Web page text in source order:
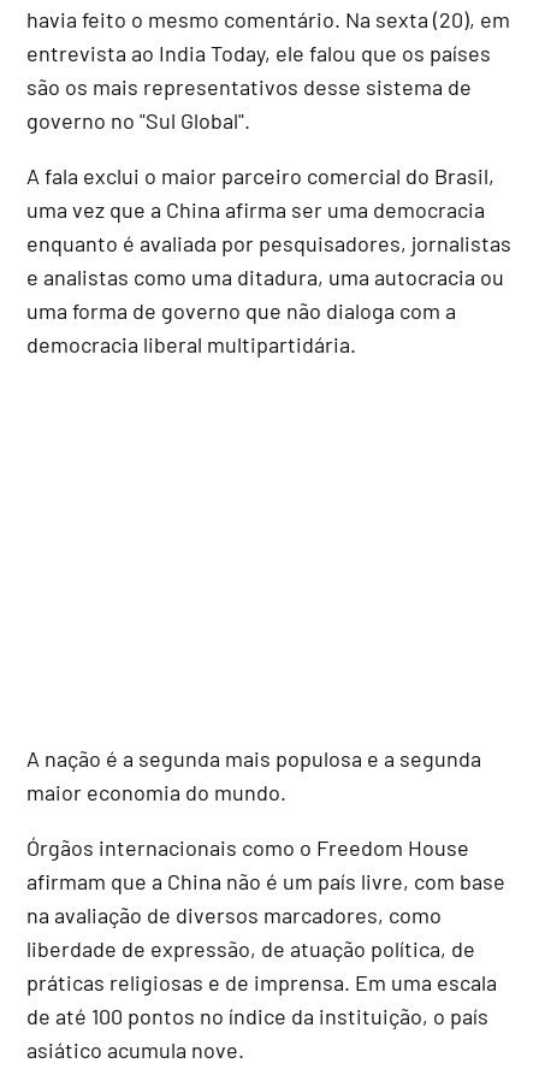
havia feito o mesmo comentário. Na sexta (20), em
entrevista ao India Today, ele falou que os países
são os mais representativos desse sistema de
governo no "Sul Global".
A fala exclui o maior parceiro comercial do Brasil,
uma vez que a China afirma ser uma democracia
enquanto é avaliada por pesquisadores, jornalistas
e analistas como uma ditadura, uma autocracia ou
uma forma de governo que não dialoga com a
democracia liberal multipartidária.
A nação é a segunda mais populosa e a segunda
maior economia do mundo.
Órgãos internacionais como o Freedom House
afirmam que a China não é um país livre, com base
na avaliação de diversos marcadores, como
liberdade de expressão, de atuação política, de
práticas religiosas e de imprensa. Em uma escala
de até 100 pontos no índice da instituição, o país
asiático acumula nove.